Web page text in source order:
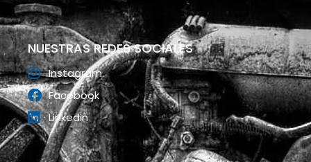
NUESTRAS REDES SOCIALES
Instagram
Facebook
Linkedin